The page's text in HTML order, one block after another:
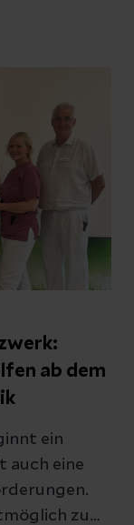
am
Uhr im
6.
die nicht
Die
ab dem
ein
auch eine
zu